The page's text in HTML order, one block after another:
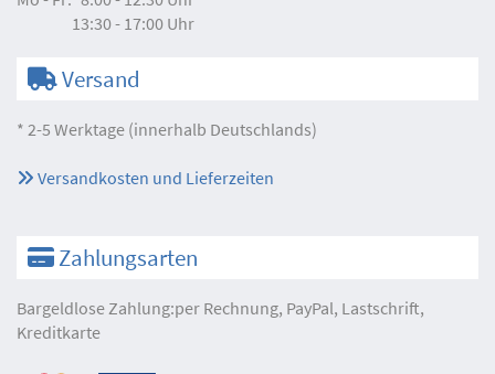
13:30 - 17:00 Uhr
Versand
* 2-5 Werktage (innerhalb Deutschlands)
Versandkosten und Lieferzeiten
Zahlungsarten
Bargeldlose Zahlung:per Rechnung, PayPal, Lastschrift,
Kreditkarte